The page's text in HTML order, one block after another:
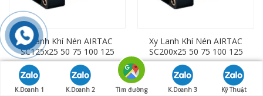
Xi Lanh Khí Nén AIRTAC
SC125x25 50 75 100 125
150 175 200 250 300 350
400 450 500 600 700 800
900 1000
Xy Lanh Khí Nén AIRTAC
SC200x25 50 75 100 125
150 175 200 250 300 350
400 450 500 600 700 800
900 1000
K.Doanh 1 K.Doanh 2 Tìm đường K.Doanh 3 Kỹ Thuật